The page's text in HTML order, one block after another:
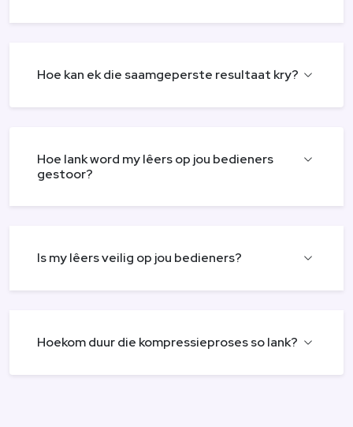
Hoe kan ek die saamgeperste resultaat kry?
Hoe lank word my lêers op jou bedieners
gestoor?
Is my lêers veilig op jou bedieners?
Hoekom duur die kompressieproses so lank?